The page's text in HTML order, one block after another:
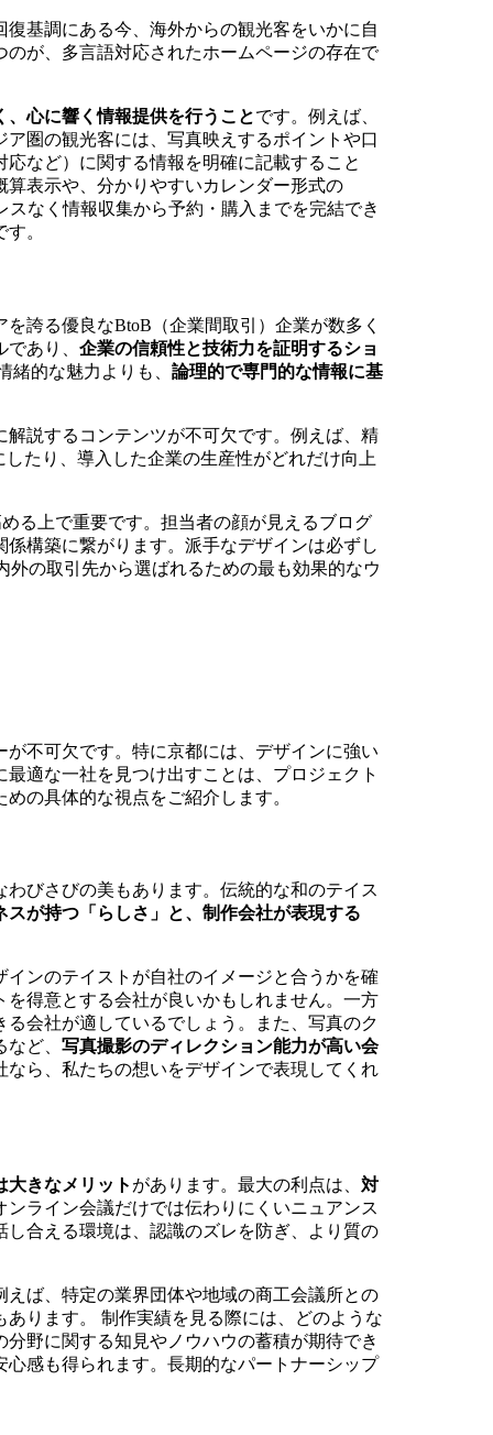
基調にある今、海外からの観光客をいかに自
が、多言語対応されたホームページの存在で
心に響く情報提供を行うことです。例えば、
圏の観光客には、写真映えするポイントや口
など）に関する情報を明確に記載すること
表示や、分かりやすいカレンダー形式の
なく情報収集から予約・購入までを完結でき
。
誇る優良なBtoB（企業間取引）企業が数多く
あり、 企業の信頼性と技術力を証明するショ
的な魅力よりも、 論理的で専門的な情報に基
説するコンテンツが不可欠です。例えば、精
たり、導入した企業の生産性がどれだけ向上
る上で重要です。担当者の顔が見えるブログ
構築に繋がります。派手なデザインは必ずし
外の取引先から選ばれるための最も効果的なウ
不可欠です。特に京都には、デザインに強い
適な一社を見つけ出すことは、プロジェクト
の具体的な視点をご紹介します。
びさびの美もあります。伝統的な和のテイス
スが持つ「らしさ」と、制作会社が表現する
ンのテイストが自社のイメージと合うかを確
得意とする会社が良いかもしれません。一方
会社が適しているでしょう。また、写真のク
ど、 写真撮影のディレクション能力が高い会
ら、私たちの想いをデザインで表現してくれ
大きなメリット があります。最大の利点は、 対
ライン会議だけでは伝わりにくいニュアンス
合える環境は、認識のズレを防ぎ、より質の
えば、特定の業界団体や地域の商工会議所との
ります。 制作実績を見る際には、どのような
野に関する知見やノウハウの蓄積が期待でき
感も得られます。長期的なパートナーシップ